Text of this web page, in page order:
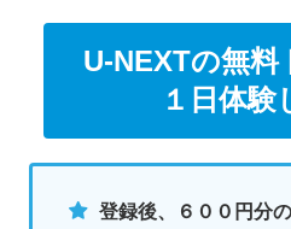
U-NEXTの無料
１日体験
登録後、６００円分